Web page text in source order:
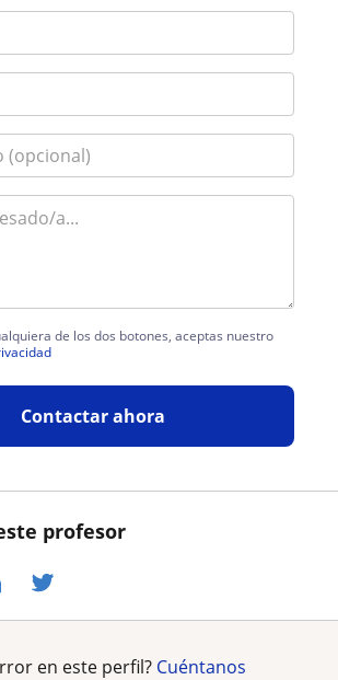
profesor
de los dos botones, aceptas nuestro
Contactar ahora
en este perfil? Cuéntanos